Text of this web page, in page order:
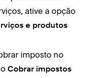
ative a opção
e produtos
imposto no
Cobrar impostos